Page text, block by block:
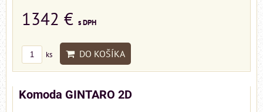
1342 € s DPH
ks DO KOŠÍKA
Komoda GINTARO 2D